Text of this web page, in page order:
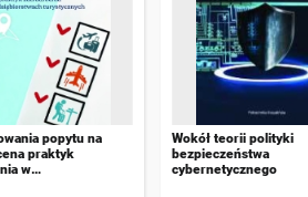
popytu na
praktyk
w
Wokół teorii polityki
bezpieczeństwa
cybernetycznego